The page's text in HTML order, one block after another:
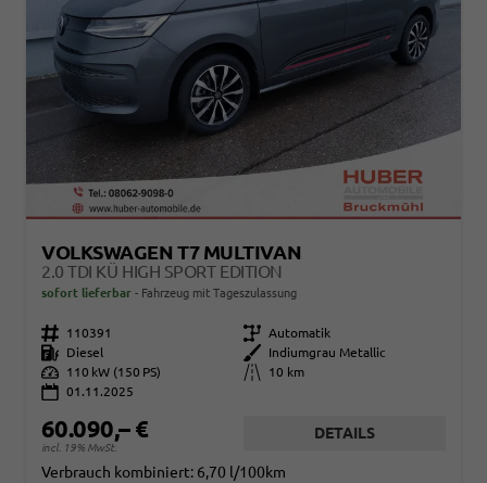
VOLKSWAGEN T7 MULTIVAN
2.0 TDI KÜ HIGH SPORT EDITION
sofort lieferbar Fahrzeug mit Tageszulassung
Fahrzeugnr. 110391 Getriebe Automatik
Kraftstoff
Diesel Außenfarbe
Indiumgrau Metallic
Leistung
110 kW (150 PS) Kilometerstand
10 km
01.11.2025
60.090,– €
incl. 19% MwSt.
DETAILS
Verbrauch kombiniert: 6,70 l/100km